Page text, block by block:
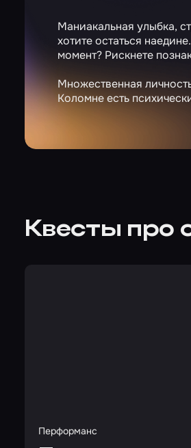
Маниакальная улыбка,
хотите остаться
момент? Рискнете
Множественная
Коломне есть
Квесты про
Перформанс